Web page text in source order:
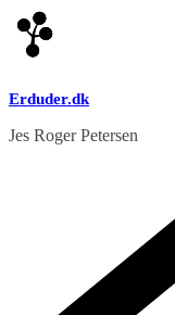
Skip
to
content
Erduder.dk
Jes Roger Petersen